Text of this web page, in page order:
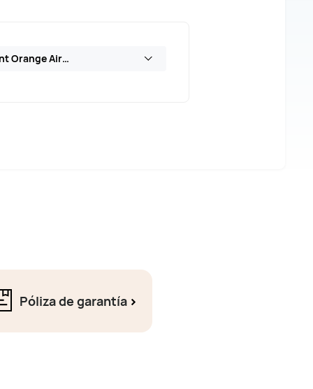
WATCH GT Runner 2 (CHT-B19) Gradient Orange AirDry Woven Strap
Póliza de garantía